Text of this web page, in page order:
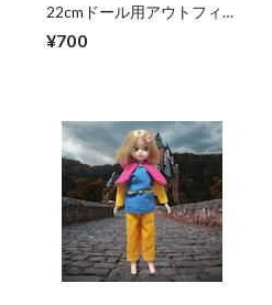
22cmドール用アウトフィッ
青×花柄 カジュアル リ
¥700